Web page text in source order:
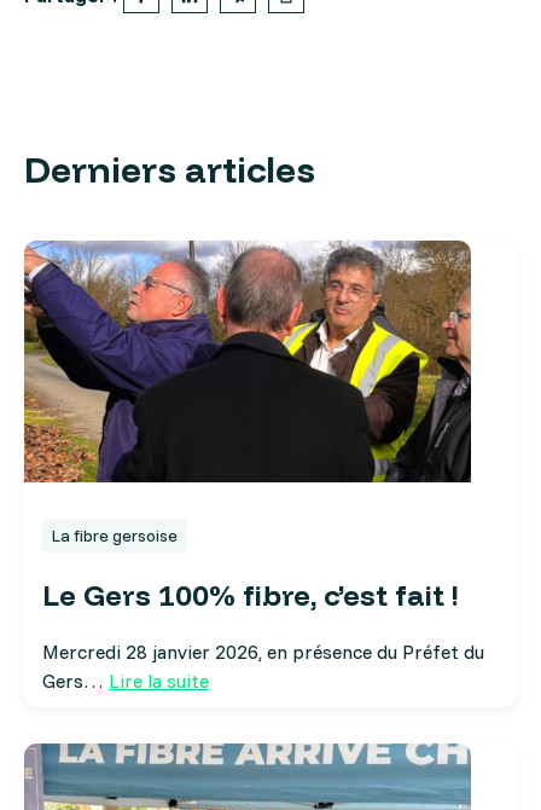
Derniers articles
La fibre gersoise
Le Gers 100% fibre, c’est fait !
Mercredi 28 janvier 2026, en présence du Préfet du
Gers… Lire la suite